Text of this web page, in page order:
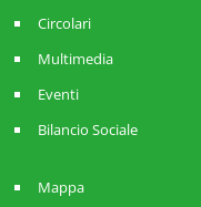
Circolari
Multimedia
Eventi
Bilancio Sociale
Mappa